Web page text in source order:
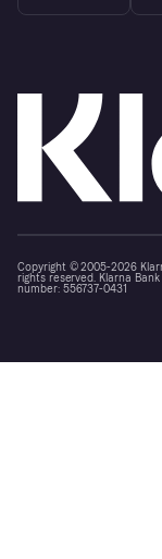
Copyright © 2005-2026
rights reserved. Klarna Bank
number: 556737-0431